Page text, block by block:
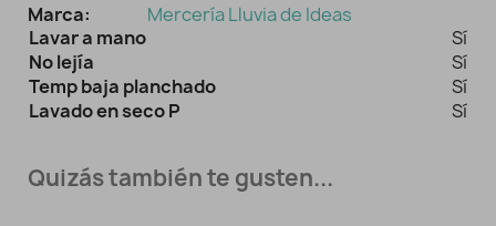
Marca:
Mercería Lluvia de Ideas
Lavar a mano
Sí
No lejía
Sí
Temp baja planchado
Sí
Lavado en seco P
Sí
Quizás también te gusten...